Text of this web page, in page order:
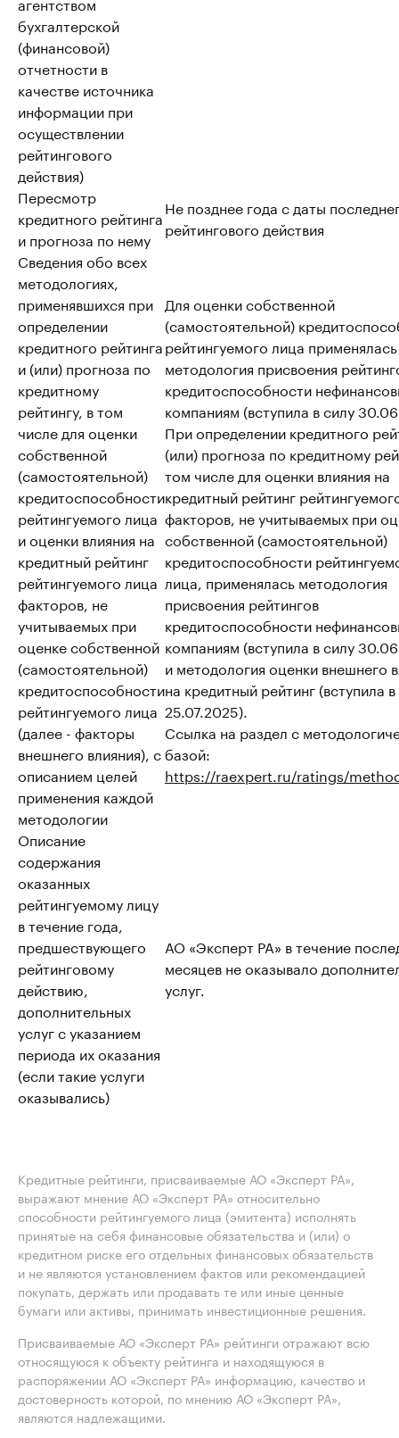
бухгалтерской
(финансовой)
отчетности в
качестве источника
информации при
осуществлении
рейтингового
действия)
Пересмотр
кредитного рейтинга
и прогноза по нему
Не позднее года с даты
рейтингового действия
Сведения обо всех
методологиях,
применявшихся при
определении
кредитного рейтинга
и (или) прогноза по
кредитному
рейтингу, в том
числе для оценки
собственной
(самостоятельной)
кредитоспособности
рейтингуемого лица
и оценки влияния на
кредитный рейтинг
рейтингуемого лица
факторов, не
учитываемых при
оценке собственной
(самостоятельной)
кредитоспособности
рейтингуемого лица
(далее - факторы
внешнего влияния), с
описанием целей
применения каждой
методологии
Для оценки собственной
(самостоятельной)
рейтингуемого лица применялась
методология присвоения
кредитоспособности
компаниям (вступила в силу
При определении кредитного
(или) прогноза по кредитному
том числе для оценки влияния на
кредитный рейтинг
факторов, не учитываемых при
собственной (самостоятельной)
кредитоспособности
лица, применялась методология
присвоения рейтингов
кредитоспособности
компаниям (вступила в силу
и методология оценки внешнего
на кредитный рейтинг (вступила
25.07.2025).
Ссылка на раздел с
базой:
https://raexpert.ru/ratings/
Описание
содержания
оказанных
рейтингуемому лицу
в течение года,
предшествующего
рейтинговому
действию,
дополнительных
услуг с указанием
периода их оказания
(если такие услуги
оказывались)
АО «Эксперт РА» в течение
месяцев не оказывало
услуг.
Кредитные рейтинги, присваиваемые АО «Эксперт РА»,
выражают мнение АО «Эксперт РА» относительно
способности рейтингуемого лица (эмитента) исполнять
принятые на себя финансовые обязательства и (или) о
кредитном риске его отдельных финансовых обязательств
и не являются установлением фактов или рекомендацией
покупать, держать или продавать те или иные ценные
бумаги или активы, принимать инвестиционные решения.
Присваиваемые АО «Эксперт РА» рейтинги отражают всю
относящуюся к объекту рейтинга и находящуюся в
распоряжении АО «Эксперт РА» информацию, качество и
достоверность которой, по мнению АО «Эксперт РА»,
являются надлежащими.